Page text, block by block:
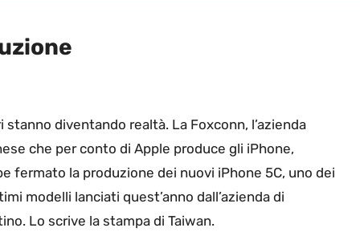
stanno diventando realtà. La Foxconn, l’azienda
che per conto di Apple produce gli iPhone,
fermato la produzione dei nuovi iPhone 5C, uno dei
modelli lanciati quest’anno dall’azienda di
Lo scrive la stampa di Taiwan.